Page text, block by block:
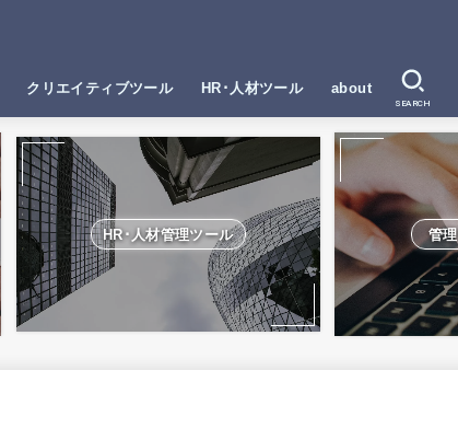
クリエイティブツール HR･人材ツール about
SEARCH
HR･人材管理ツール 管